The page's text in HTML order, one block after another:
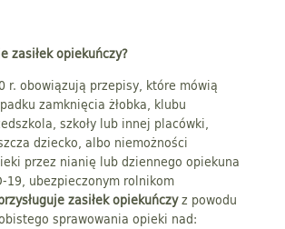
zasiłek opiekuńczy?
r. obowiązują przepisy, które mówią
zamknięcia żłobka, klubu
szkoły lub innej placówki,
dziecko, albo niemożności
przez nianię lub dziennego opiekuna
19, ubezpieczonym rolnikom
zasiłek opiekuńczyz powodu
sprawowania opieki nad: